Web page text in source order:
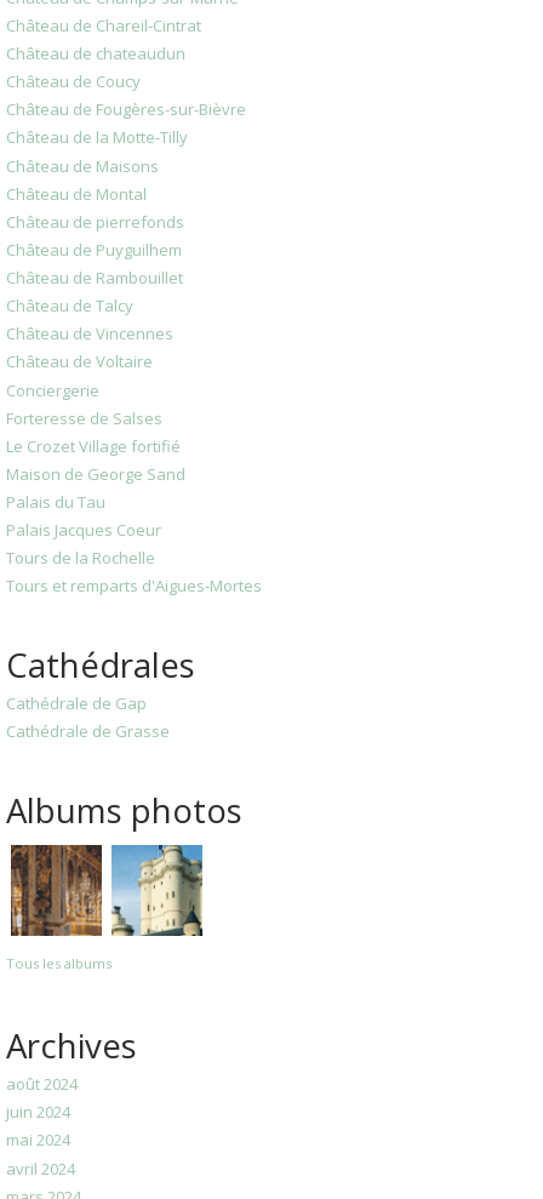
Château de Chareil-Cintrat
Château de chateaudun
Château de Coucy
Château de Fougères-sur-Bièvre
Château de la Motte-Tilly
Château de Maisons
Château de Montal
Château de pierrefonds
Château de Puyguilhem
Château de Rambouillet
Château de Talcy
Château de Vincennes
Château de Voltaire
Conciergerie
Forteresse de Salses
Le Crozet Village fortifié
Maison de George Sand
Palais du Tau
Palais Jacques Coeur
Tours de la Rochelle
Tours et remparts d'Aigues-Mortes
Cathédrales
Cathédrale de Gap
Cathédrale de Grasse
Albums photos
Tous les albums
Archives
août 2024
juin 2024
mai 2024
avril 2024